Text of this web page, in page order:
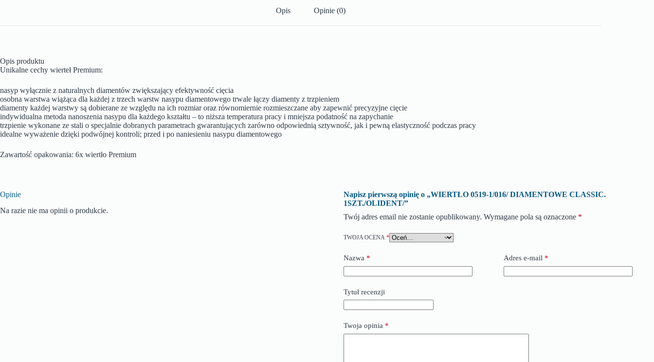
Opis Opinie (0)
Opis produktu
Unikalne cechy wierteł Premium:
nasyp wyłącznie z naturalnych diamentów zwiększający efektywność cięcia
osobna warstwa wiążąca dla każdej z trzech warstw nasypu diamentowego trwale łączy diamenty z trzpieniem
diamenty każdej warstwy są dobierane ze względu na ich rozmiar oraz równomiernie rozmieszczane aby zapewnić precyzyjne cięcie
indywidualna metoda nanoszenia nasypu dla każdego kształtu – to niższa temperatura pracy i mniejsza podatność na zapychanie
trzpienie wykonane ze stali o specjalnie dobranych parametrach gwarantujących zarówno odpowiednią sztywność, jak i pewną elastyczność podczas pracy
idealne wyważenie dzięki podwójnej kontroli; przed i po naniesieniu nasypu diamentowego
Zawartość opakowania: 6x wiertło Premium
Opinie
Na razie nie ma opinii o produkcie.
Napisz pierwszą opinię o „WIERTŁO 0519-1/016/ DIAMENTOWE CLASSIC.
1SZT./OLIDENT/”
Twój adres email nie zostanie opublikowany. Wymagane pola są oznaczone *
TWOJA OCENA *
Nazwa * Adres e-mail *
Tytuł recenzji
Twoja opinia *